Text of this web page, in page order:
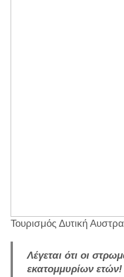
Τουρισμός Δυτική
Λέγεται ότι οι
εκατομμυρίων ετών!